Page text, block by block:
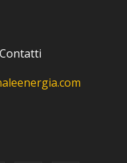
Contatti